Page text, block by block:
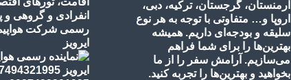
انفرادی و گروهی و
رسمی شرکت
ایرویز
ارمنستان، گرجستان، ترکیه، دبی،
اروپا و… متفاوتی با توجه به هر نوع
سلیقه و بودجه‌ای داریم. همیشه
بهترین‌ها را برای شما فراهم
می‌سازیم. آرامش سفر را از ما
بخواهید و بهترین‌ها را تجربه کنید.